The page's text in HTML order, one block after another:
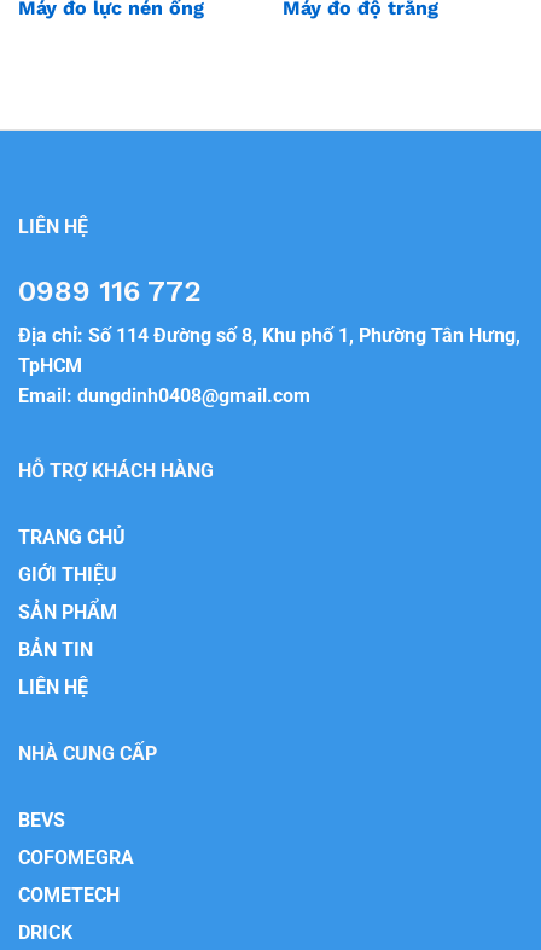
Máy đo lực nén ống Máy đo độ trắng
LIÊN HỆ
0989 116 772
Địa chỉ: Số 114 Đường số 8, Khu phố 1, Phường Tân Hưng,
TpHCM
Email: dungdinh0408@gmail.com
HỖ TRỢ KHÁCH HÀNG
TRANG CHỦ
GIỚI THIỆU
SẢN PHẨM
BẢN TIN
LIÊN HỆ
NHÀ CUNG CẤP
BEVS
COFOMEGRA
COMETECH
DRICK